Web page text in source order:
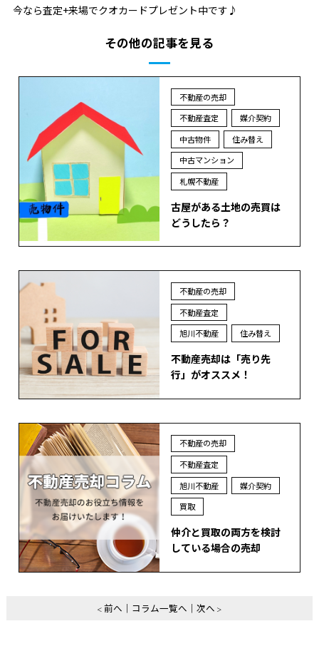
今なら査定+来場でクオカードプレゼント中です♪
その他の記事を見る
不動産の売却
不動産査定
媒介契約
中古物件
住み替え
中古マンション
札幌不動産
古屋がある土地の売買は
どうしたら？
不動産の売却
不動産査定
旭川不動産
住み替え
不動産売却は「売り先
行」がオススメ！
不動産の売却
不動産査定
旭川不動産
媒介契約
買取
仲介と買取の両方を検討
している場合の売却
前へ コラム一覧へ 次へ